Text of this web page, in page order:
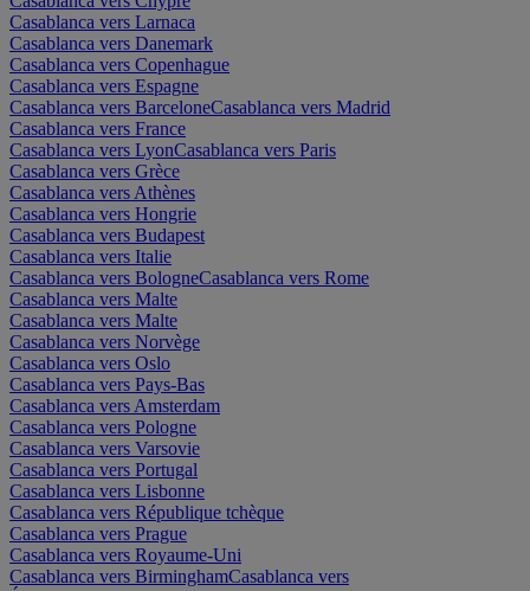
Casablanca vers Larnaca
Casablanca vers Danemark
Casablanca vers Copenhague
Casablanca vers Espagne
Casablanca vers BarceloneCasablanca vers Madrid
Casablanca vers France
Casablanca vers LyonCasablanca vers Paris
Casablanca vers Grèce
Casablanca vers Athènes
Casablanca vers Hongrie
Casablanca vers Budapest
Casablanca vers Italie
Casablanca vers BologneCasablanca vers Rome
Casablanca vers Malte
Casablanca vers Malte
Casablanca vers Norvège
Casablanca vers Oslo
Casablanca vers Pays-Bas
Casablanca vers Amsterdam
Casablanca vers Pologne
Casablanca vers Varsovie
Casablanca vers Portugal
Casablanca vers Lisbonne
Casablanca vers République tchèque
Casablanca vers Prague
Casablanca vers Royaume-Uni
Casablanca vers BirminghamCasablanca vers